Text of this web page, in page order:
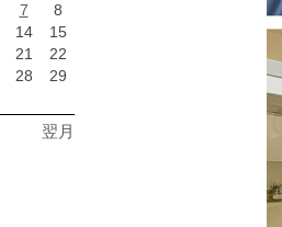
7
8
14
15
21
22
28
29
翌月